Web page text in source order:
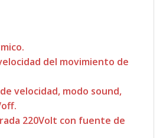
del movimiento de
velocidad, modo sound,
220Volt con fuente de